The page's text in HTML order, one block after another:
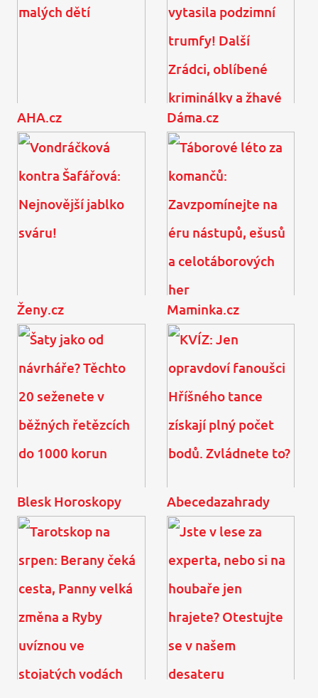
4 tipy, jak v létě zpestřit
jídelníček malých dětí
Televizní diváci, těšte
se... Prima vytasila
podzimní trumfy! Další
Zrádci, oblíbené ...
AHA.cz
Vondráčková kontra
Šafářová: Nejnovější
jablko sváru!
Dáma.cz
Táborové léto za
komančů: Zavzpomínejte
na éru nástupů, ešusů a
celotáborových her
Ženy.cz
Šaty jako od návrháře?
Těchto 20 seženete v
běžných řetězcích do
1000 korun
Maminka.cz
KVÍZ: Jen opravdoví
fanoušci Hříšného tance
získají plný počet bodů.
Zvládnete to?
Blesk Horoskopy Abecedazahrady